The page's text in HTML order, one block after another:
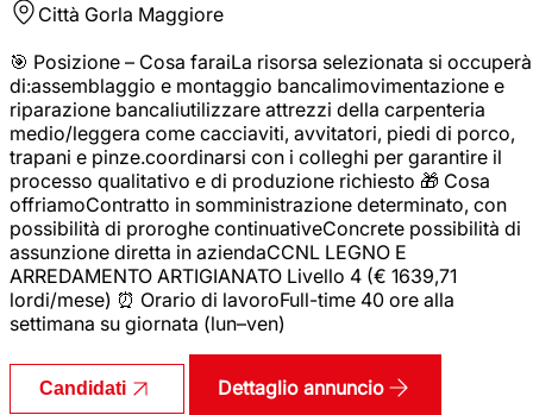
Città Gorla Maggiore
🎯 Posizione – Cosa faraiLa risorsa selezionata si occuperà
di:assemblaggio e montaggio bancalimovimentazione e
riparazione bancaliutilizzare attrezzi della carpenteria
medio/leggera come cacciaviti, avvitatori, piedi di porco,
trapani e pinze.coordinarsi con i colleghi per garantire il
processo qualitativo e di produzione richiesto 🎁 Cosa
offriamoContratto in somministrazione determinato, con
possibilità di proroghe continuativeConcrete possibilità di
assunzione diretta in aziendaCCNL LEGNO E
ARREDAMENTO ARTIGIANATO Livello 4 (€ 1639,71
lordi/mese) ⏰ Orario di lavoroFull-time 40 ore alla
settimana su giornata (lun–ven)
Candidati Dettaglio annuncio